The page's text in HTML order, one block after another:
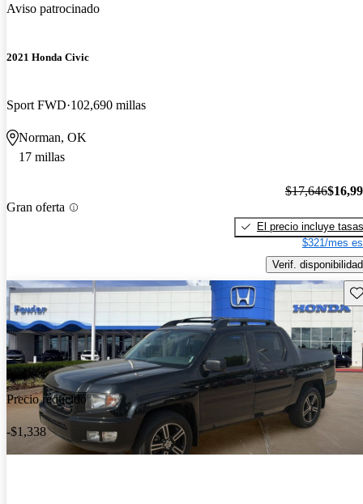
Aviso patrocinado
2021 Honda Civic
Sport FWD 102,690 millas
Norman, OK
17 millas
Gran oferta
$17,646
El precio incluye tasas
$321/mes
Verif. disponibilidad
Precio reducido
-$1,338